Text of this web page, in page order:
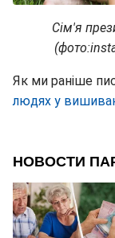
Сім'я
Як ми раніше
людях у